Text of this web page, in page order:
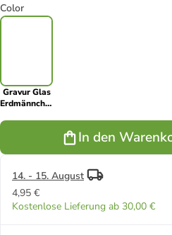
Color
Gravur Glas
Erdmännchen
In den
14. - 15. August
4,95 €
Kostenlose Lieferung ab 30,00 €